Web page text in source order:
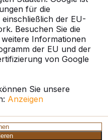
für die
der EU-
Besuchen Sie die
Informationen
der EU und der
von Google
Sie unsere
Anzeigen